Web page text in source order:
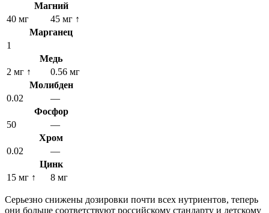
Магний
40 мг
45 мг ↑
Марганец
1
Медь
2 мг ↑
0.56 мг
Молибден
0.02
—
Фосфор
50
—
Хром
0.02
—
Цинк
15 мг ↑ 8 мг
Серьезно снижены дозировки почти всех нутриентов, теперь
они больше соответствуют российскому стандарту и детскому